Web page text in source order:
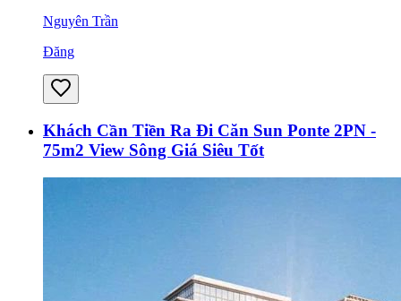
Nguyên Trần
Đăng
Khách Cần Tiền Ra Đi Căn Sun Ponte 2PN -
75m2 View Sông Giá Siêu Tốt